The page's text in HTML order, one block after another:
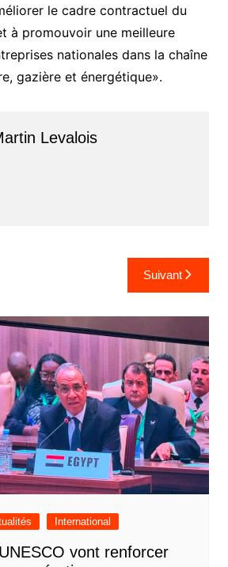
le cadre contractuel du
à promouvoir une meilleure
nationales dans la chaîne
gazière et énergétique».
Levalois
Suivant
International
vont renforcer